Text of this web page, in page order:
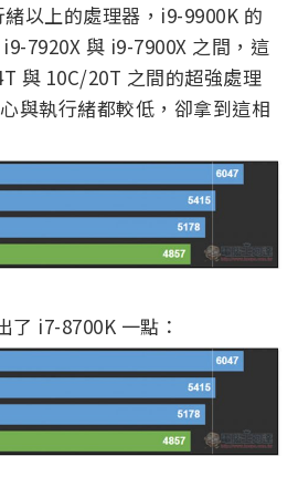
以上的處理器，i9-9900K 的
7920X 與 i9-7900X 之間，這
與 10C/20T 之間的超強處理
與執行緒都較低，卻拿到這相
了 i7-8700K 一點：